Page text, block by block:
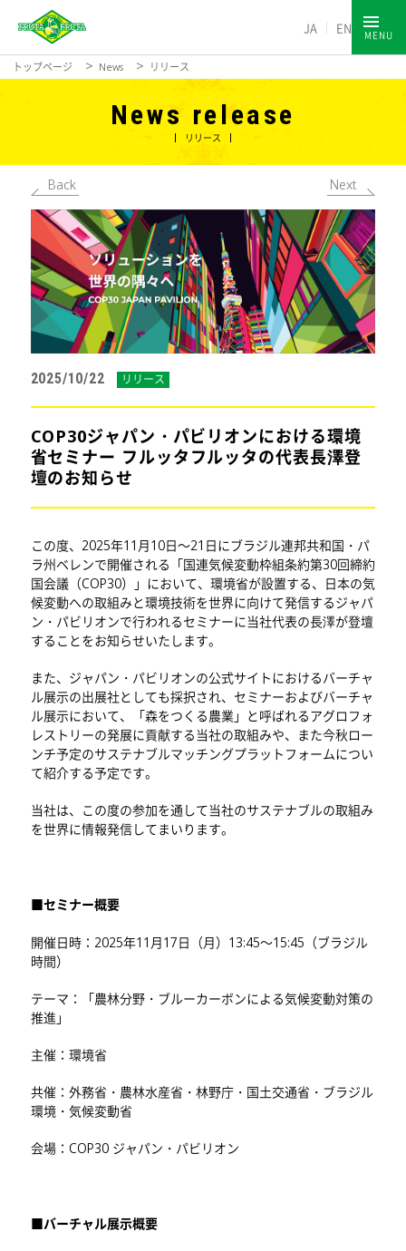
JA EN MENU
トップページ News リリース
News release
リリース
Back Next
2025/10/22 リリース
COP30ジャパン・パビリオンにおける環境
省セミナー フルッタフルッタの代表長澤登
壇のお知らせ
この度、2025年11月10日～21日にブラジル連邦共和国・パ
ラ州ベレンで開催される「国連気候変動枠組条約第30回締約
国会議（COP30）」において、環境省が設置する、日本の気
候変動への取組みと環境技術を世界に向けて発信するジャパ
ン・パビリオンで行われるセミナーに当社代表の長澤が登壇
することをお知らせいたします。
また、ジャパン・パビリオンの公式サイトにおけるバーチャ
ル展示の出展社としても採択され、セミナーおよびバーチャ
ル展示において、「森をつくる農業」と呼ばれるアグロフォ
レストリーの発展に貢献する当社の取組みや、また今秋ロー
ンチ予定のサステナブルマッチングプラットフォームについ
て紹介する予定です。
当社は、この度の参加を通して当社のサステナブルの取組み
を世界に情報発信してまいります。
■セミナー概要
開催日時：2025年11月17日（月）13:45～15:45（ブラジル
時間）
テーマ：「農林分野・ブルーカーボンによる気候変動対策の
推進」
主催：環境省
共催：外務省・農林水産省・林野庁・国土交通省・ブラジル
環境・気候変動省
会場：COP30 ジャパン・パビリオン
■バーチャル展示概要